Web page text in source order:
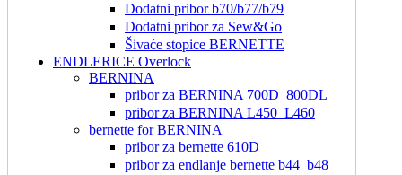
Dodatni pribor b70/b77/b79
Dodatni pribor za Sew&Go
Šivaće stopice BERNETTE
ENDLERICE Overlock
BERNINA
pribor za BERNINA 700D_800DL
pribor za BERNINA L450_L460
bernette for BERNINA
pribor za bernette 610D
pribor za endlanje bernette b44_b48